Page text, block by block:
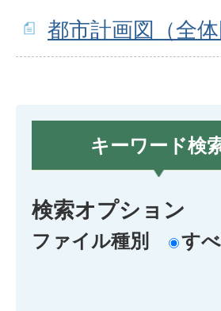
都市計画図（全体
キーワード検
検索オプション
ファイル種別 す